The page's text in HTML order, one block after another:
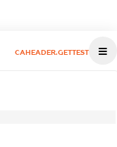
CAHEADER.GETTEST